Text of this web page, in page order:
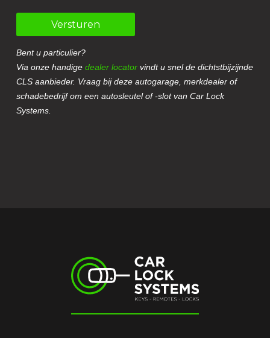
Versturen
Bent u particulier?
Via onze handigedealer locator vindt u snel de dichtstbijzijnde
CLS aanbieder. Vraag bij deze autogarage, merkdealer of
schadebedrijf om een autosleutel of -slot van Car Lock
Systems.